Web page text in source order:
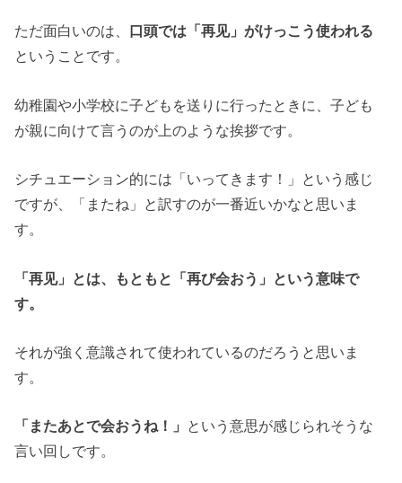
ただ面白いのは、
口頭では「再见」がけっこう使われる
ということです。
幼稚園や小学校に子どもを送りに行ったときに、子ども
が親に向けて言うのが上のような挨拶です。
シチュエーション的には「いってきます！」という感じ
ですが、「またね」と訳すのが一番近いかなと思いま
す。
「再见」とは、もともと「再び会おう」という意味で
す。
それが強く意識されて使われているのだろうと思いま
す。
「またあとで会おうね！」 という意思が感じられそうな
言い回しです。